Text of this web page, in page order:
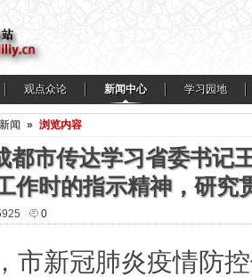
观点众论 新闻中心 学习园地
闻 » 浏览内容
都市传达学习省委书记
作时的指示精神，研究
0
市新冠肺炎疫情防